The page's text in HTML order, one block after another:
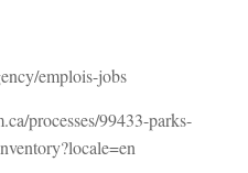
emplois-jobs
processes/99433-parks-